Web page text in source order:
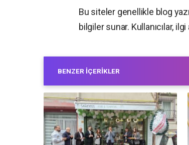
Bu siteler genellikle blog
bilgiler sunar. Kullanıcılar,
BENZER İÇERIKLER